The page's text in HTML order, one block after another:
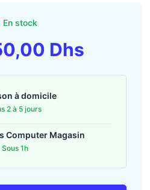
En stock
Dhs
à domicile
2 à 5 jours
Computer Magasin
Sous 1h